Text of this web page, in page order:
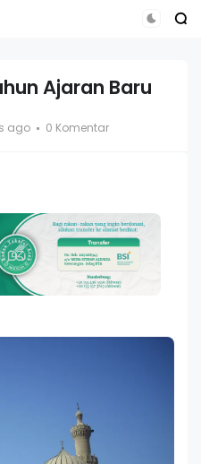
Ajaran Baru
ago 0 Komentar